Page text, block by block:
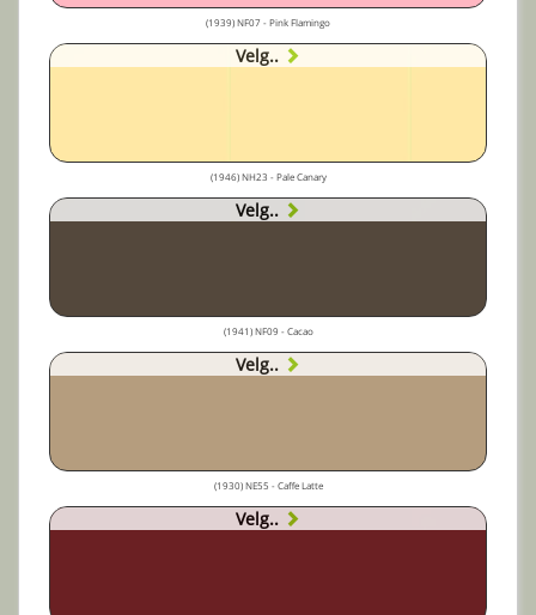
(1939) NF07 - Pink Flamingo
Velg..
(1946) NH23 - Pale Canary
Velg..
(1941) NF09 - Cacao
Velg..
(1930) NE55 - Caffe Latte
Velg..